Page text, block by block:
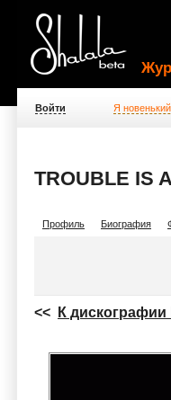
Войти Я
TROUBLE IS
Профиль Биография
<< К дискографии